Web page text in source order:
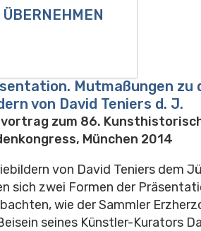
Mutmaßungen zu
von David Teniers d. J.
zum 86.
München 2014
von David Teniers dem
sich zwei Formen der
wie der Sammler
seines Künstler-Kurators